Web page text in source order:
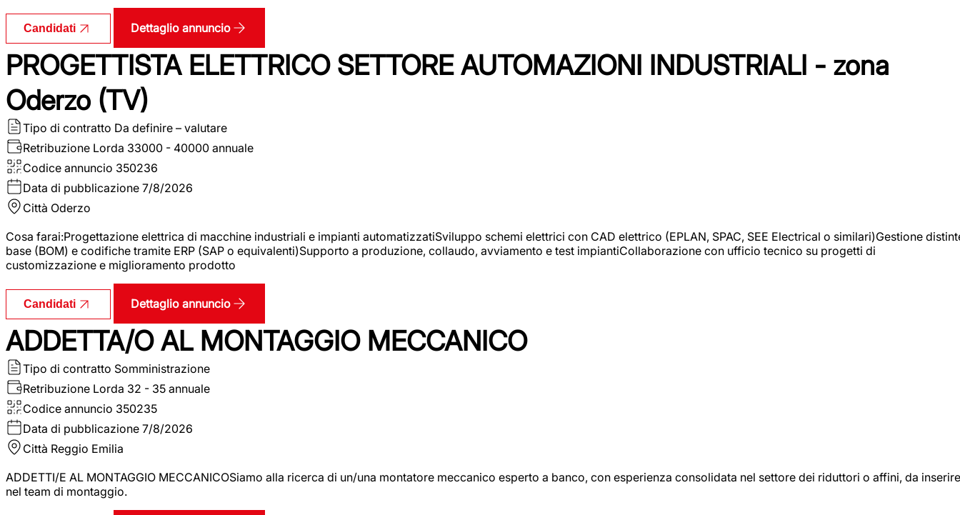
Candidati Dettaglio annuncio
PROGETTISTA ELETTRICO SETTORE AUTOMAZIONI INDUSTRIALI - zona
Oderzo (TV)
Tipo di contratto Da definire – valutare
Retribuzione Lorda 33000 - 40000 annuale
Codice annuncio 350236
Data di pubblicazione 7/8/2026
Città Oderzo
Cosa farai:Progettazione elettrica di macchine industriali e impianti automatizzatiSviluppo schemi elettrici con CAD elettrico (EPLAN, SPAC, SEE Electrical o similari)Gestione
base (BOM) e codifiche tramite ERP (SAP o equivalenti)Supporto a produzione, collaudo, avviamento e test impiantiCollaborazione con ufficio tecnico su progetti di
customizzazione e miglioramento prodotto
Candidati Dettaglio annuncio
ADDETTA/O AL MONTAGGIO MECCANICO
Tipo di contratto Somministrazione
Retribuzione Lorda 32 - 35 annuale
Codice annuncio 350235
Data di pubblicazione 7/8/2026
Città Reggio Emilia
ADDETTI/E AL MONTAGGIO MECCANICOSiamo alla ricerca di un/una montatore meccanico esperto a banco, con esperienza consolidata nel settore dei riduttori o affini, da inserire
nel team di montaggio.